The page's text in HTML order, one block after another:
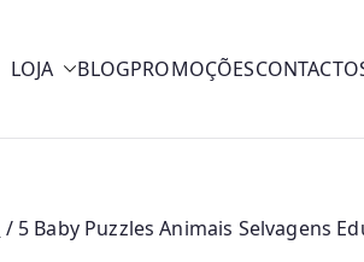
LOJA BLOGPROMOÇÕES
/ 5 Baby Puzzles Animais Selvagens